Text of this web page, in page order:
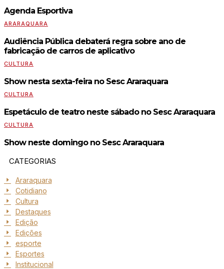
Agenda Esportiva
ARARAQUARA
Audiência Pública debaterá regra sobre ano de
fabricação de carros de aplicativo
CULTURA
Show nesta sexta-feira no Sesc Araraquara
CULTURA
Espetáculo de teatro neste sábado no Sesc Araraquara
CULTURA
Show neste domingo no Sesc Araraquara
CATEGORIAS
Araraquara
Cotidiano
Cultura
Destaques
Edição
Edições
esporte
Esportes
Institucional